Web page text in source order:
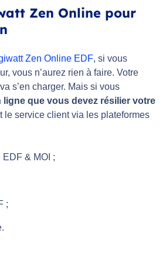
Zen Online pour
Zen Online EDF, si vous
vous n’aurez rien à faire. Votre
s’en charger. Mais si vous
ligne que vous devez résilier votre
le service client via les plateformes
& MOI ;
;